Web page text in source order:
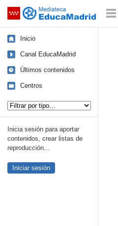
Saltar navegación
Inicio
Canal EducaMadrid
Últimos contenidos
Centros
Inicia sesión para aportar
contenidos, crear listas de
reproducción...
Iniciar sesión